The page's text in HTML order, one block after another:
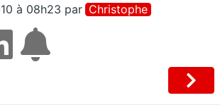
à 08h23 par Christophe